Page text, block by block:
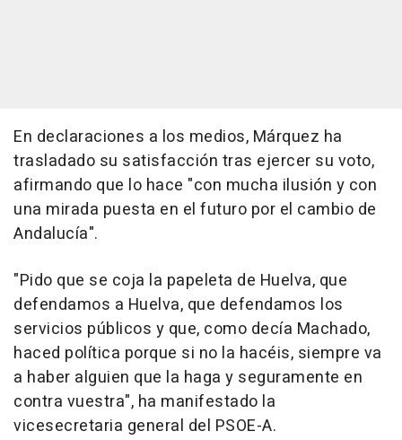
En declaraciones a los medios, Márquez ha
trasladado su satisfacción tras ejercer su voto,
afirmando que lo hace "con mucha ilusión y con
una mirada puesta en el futuro por el cambio de
Andalucía".
"Pido que se coja la papeleta de Huelva, que
defendamos a Huelva, que defendamos los
servicios públicos y que, como decía Machado,
haced política porque si no la hacéis, siempre va
a haber alguien que la haga y seguramente en
contra vuestra", ha manifestado la
vicesecretaria general del PSOE-A.